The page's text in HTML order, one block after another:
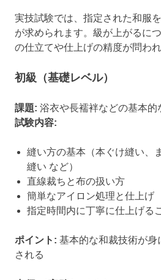
実技試験では、指定された和服
が求められます。級が上がるに
の仕立てや仕上げの精度が問われ
初級（基礎レベル）
課題: 浴衣や長襦袢などの基本的
試験内容:
縫い方の基本（本ぐけ縫い、
縫い など）
直線裁ちと布の扱い方
簡単なアイロン処理と仕上げ
指定時間内に丁寧に仕上げる
ポイント: 基本的な和裁技術が身
される